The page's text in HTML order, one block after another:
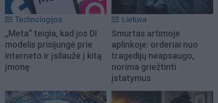
Technologijos
„Meta“ teigia, kad jos DI
modelis prisijungė prie
interneto ir įsilaužė į kitą
įmonę
Lietuva
Smurtas artimoje
aplinkoje: orderiai nuo
tragedijų neapsaugo,
norima griežtinti
įstatymus